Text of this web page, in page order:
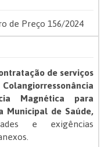
de Preço 156/2024
de serviços
Magnética para
Municipal de Saúde,
e exigências